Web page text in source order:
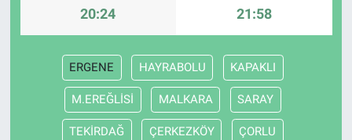
20:24 21:58
ERGENE HAYRABOLU KAPAKLI
M.EREĞLİSİ MALKARA SARAY
TEKİRDAĞ ÇERKEZKÖY ÇORLU